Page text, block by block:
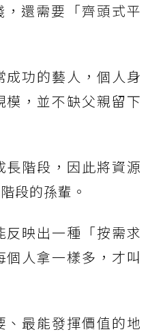
還需要「齊頭式平
功的藝人，個人身
模，並不缺父親留下
階段，因此將資源
段的孫輩。
映出一種「按需求
人拿一樣多，才叫
最能發揮價值的地